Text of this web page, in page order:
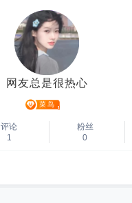
个人主页
网友总是很热心
评论
1
粉丝
0